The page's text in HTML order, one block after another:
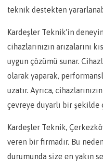
teknik destekten
Kardeşler Teknik'in
cihazlarınızın arızalarını
uygun çözümü sunar.
olarak yaparak,
uzatır. Ayrıca,
çevreye duyarlı bir şekilde
Kardeşler Teknik,
veren bir firmadır. Bu
durumunda size en yakın